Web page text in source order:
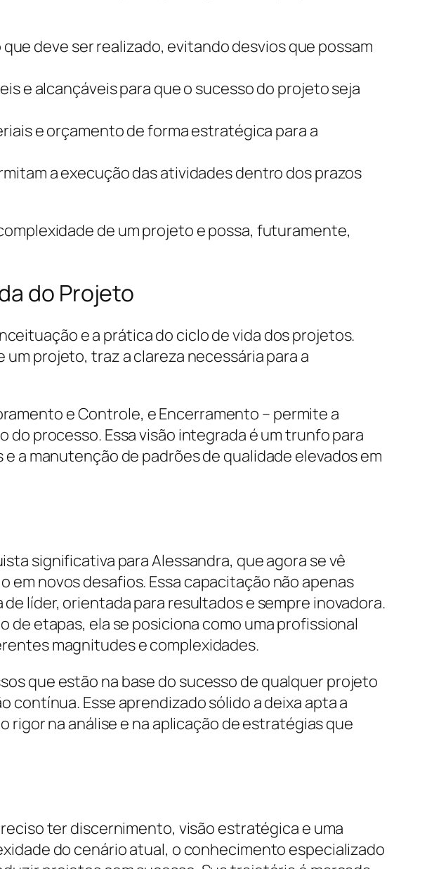
deve ser realizado, evitando desvios que possam
e alcançáveis para que o sucesso do projeto seja
e orçamento de forma estratégica para a
a execução das atividades dentro dos prazos
de um projeto e possa, futuramente,
do Projeto
e a prática do ciclo de vida dos projetos.
projeto, traz a clareza necessária para a
e Controle, e Encerramento – permite a
processo. Essa visão integrada é um trunfo para
a manutenção de padrões de qualidade elevados em
significativa para Alessandra, que agora se vê
novos desafios. Essa capacitação não apenas
líder, orientada para resultados e sempre inovadora.
etapas, ela se posiciona como uma profissional
magnitudes e complexidades.
que estão na base do sucesso de qualquer projeto
Esse aprendizado sólido a deixa apta a
na análise e na aplicação de estratégias que
ter discernimento, visão estratégica e uma
do cenário atual, o conhecimento especializado